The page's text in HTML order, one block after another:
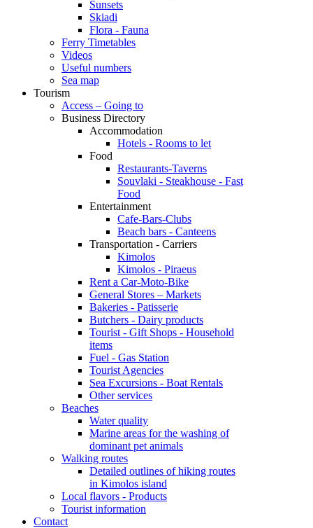
Sunsets
Skiadi
Flora - Fauna
Ferry Timetables
Videos
Useful numbers
Sea map
Tourism
Access – Going to
Business Directory
Accommodation
Hotels - Rooms to let
Food
Restaurants-Taverns
Souvlaki - Steakhouse - Fast
Food
Entertainment
Cafe-Bars-Clubs
Beach bars - Canteens
Transportation - Carriers
Kimolos
Kimolos - Piraeus
Rent a Car-Moto-Bike
General Stores – Markets
Bakeries - Patisserie
Butchers - Dairy products
Tourist - Gift Shops - Household
items
Fuel - Gas Station
Tourist Agencies
Sea Excursions - Boat Rentals
Other services
Beaches
Water quality
Marine areas for the washing of
dominant pet animals
Walking routes
Detailed outlines of hiking routes
in Kimolos island
Local flavors - Products
Tourist information
Contact